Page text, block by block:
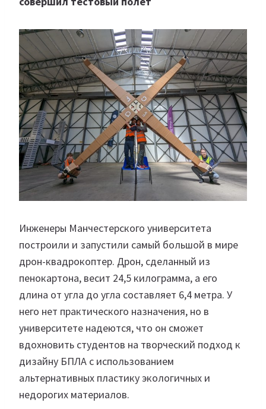
Инженеры Манчестерского университета
построили и запустили самый большой в мире
дрон-квадрокоптер. Дрон, сделанный из
пенокартона, весит 24,5 килограмма, а его
длина от угла до угла составляет 6,4 метра. У
него нет практического назначения, но в
университете надеются, что он сможет
вдохновить студентов на творческий подход к
дизайну БПЛА с использованием
альтернативных пластику экологичных и
недорогих материалов.